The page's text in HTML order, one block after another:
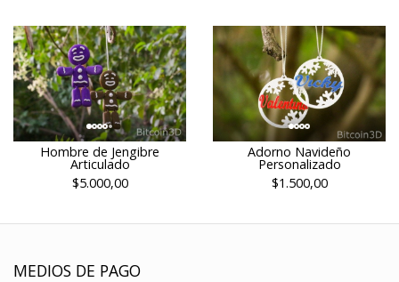
Hombre de Jengibre
Articulado
$5.000,00
Adorno Navideño
Personalizado
$1.500,00
MEDIOS DE PAGO